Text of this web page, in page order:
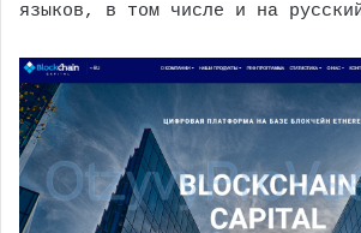
языков, в том числе и на